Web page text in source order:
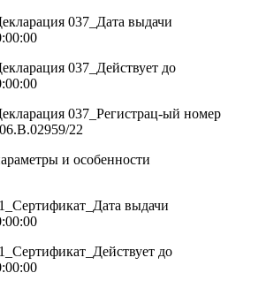
037_Дата выдачи
037_Действует до
037_Регистрац-ый номер
22
и особенности
выдачи
до